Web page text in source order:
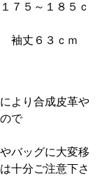
７５～１８５ｃ
丈６３ｃｍ
より合成皮革や
で
バッグに大変移
十分ご注意下さ